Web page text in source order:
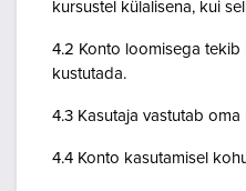
kursustel külalisena, kui
4.2 Konto loomisega tekib
kustutada.
4.3 Kasutaja vastutab
4.4 Konto kasutamisel